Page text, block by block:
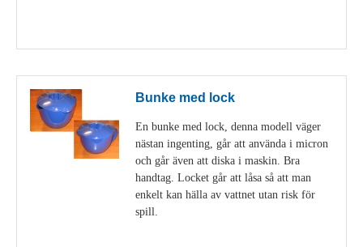
Bunke med lock
En bunke med lock, denna modell väger
nästan ingenting, går att använda i micron
och går även att diska i maskin. Bra
handtag. Locket går att låsa så att man
enkelt kan hälla av vattnet utan risk för
spill.